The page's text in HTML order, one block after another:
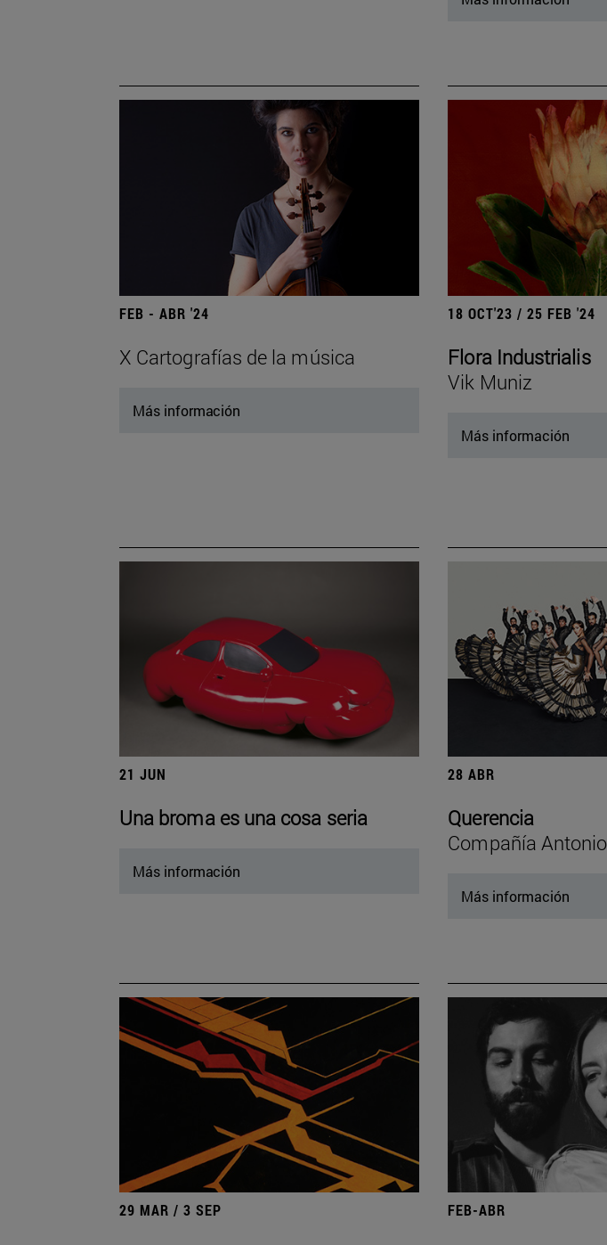
FEB - ABR '24
X Cartografías de la música
Más información
18 OCT'23 / 25 FEB '24
Flora Industrialis
Vik Muniz
Más información
21 JUN
Una broma es una cosa seria
Más información
28 ABR
Querencia
Compañía
Más información
29 MAR / 3 SEP FEB-ABR